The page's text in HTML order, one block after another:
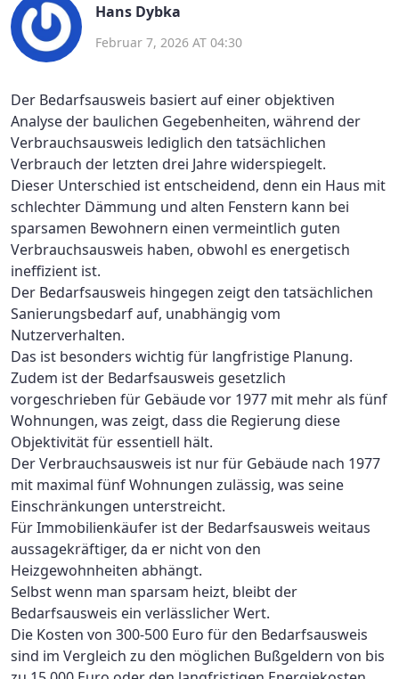
Hans Dybka
Februar 7, 2026 AT 04:30
Der Bedarfsausweis basiert auf einer objektiven
Analyse der baulichen Gegebenheiten, während der
Verbrauchsausweis lediglich den tatsächlichen
Verbrauch der letzten drei Jahre widerspiegelt.
Dieser Unterschied ist entscheidend, denn ein Haus mit
schlechter Dämmung und alten Fenstern kann bei
sparsamen Bewohnern einen vermeintlich guten
Verbrauchsausweis haben, obwohl es energetisch
ineffizient ist.
Der Bedarfsausweis hingegen zeigt den tatsächlichen
Sanierungsbedarf auf, unabhängig vom
Nutzerverhalten.
Das ist besonders wichtig für langfristige Planung.
Zudem ist der Bedarfsausweis gesetzlich
vorgeschrieben für Gebäude vor 1977 mit mehr als fünf
Wohnungen, was zeigt, dass die Regierung diese
Objektivität für essentiell hält.
Der Verbrauchsausweis ist nur für Gebäude nach 1977
mit maximal fünf Wohnungen zulässig, was seine
Einschränkungen unterstreicht.
Für Immobilienkäufer ist der Bedarfsausweis weitaus
aussagekräftiger, da er nicht von den
Heizgewohnheiten abhängt.
Selbst wenn man sparsam heizt, bleibt der
Bedarfsausweis ein verlässlicher Wert.
Die Kosten von 300-500 Euro für den Bedarfsausweis
sind im Vergleich zu den möglichen Bußgeldern von bis